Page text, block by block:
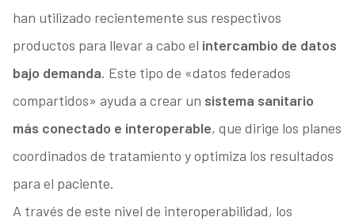
han utilizado recientemente sus respectivos
productos para llevar a cabo el intercambio de datos
bajo demanda. Este tipo de «datos federados
compartidos» ayuda a crear un sistema sanitario
más conectado e interoperable, que dirige los planes
coordinados de tratamiento y optimiza los resultados
para el paciente.
A través de este nivel de interoperabilidad, los